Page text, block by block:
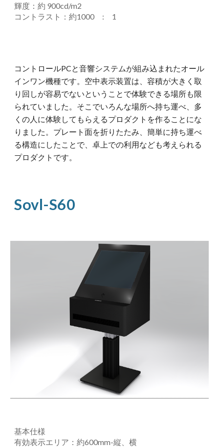
輝度：約 900cd/m2
コントラスト：約1000 : 1
コントロールPCと音響システムが組み込まれたオール
インワン機種です。空中表示装置は、容積が大きく取
り回しが容易でないということで体験できる場所も限
られていました。そこでいろんな場所へ持ち運べ、多
くの人に体験してもらえるプロダクトを作ることにな
りました。プレート面を折りたたみ、簡単に持ち運べ
る構造にしたことで、卓上での利用なども考えられる
プロダクトです。
Sovl-S60
基本仕様
有効表示エリア：約600mm-縦、横